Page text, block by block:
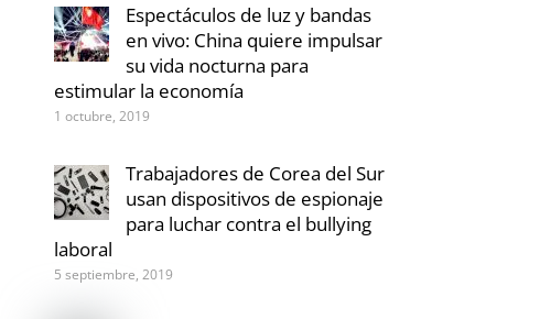
Espectáculos de luz y bandas
en vivo: China quiere impulsar
su vida nocturna para
estimular la economía
1 octubre, 2019
Trabajadores de Corea del Sur
usan dispositivos de espionaje
para luchar contra el bullying
laboral
5 septiembre, 2019